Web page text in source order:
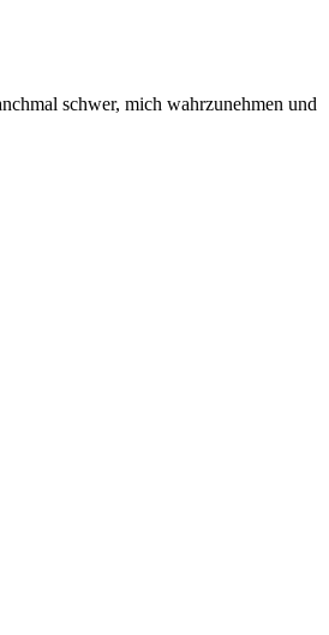
schwer, mich wahrzunehmen und